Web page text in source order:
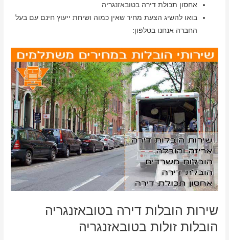
אחסון תכולת דירה בטובאזנגריה
בואו להשיג הצעת מחיר שאין כמוה ושיחת ייעוץ חינם עם בעל
החברה אנחנו בטלפון:
שירות הובלות דירה בטובאזנגריה
הובלות זולות בטובאזנגריה